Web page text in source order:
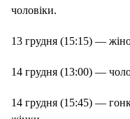
чоловіки.
13 грудня (15:15) —
14 грудня (13:00) —
14 грудня (15:45) —